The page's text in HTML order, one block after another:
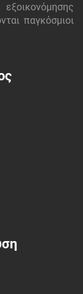
παγκόσμιοι